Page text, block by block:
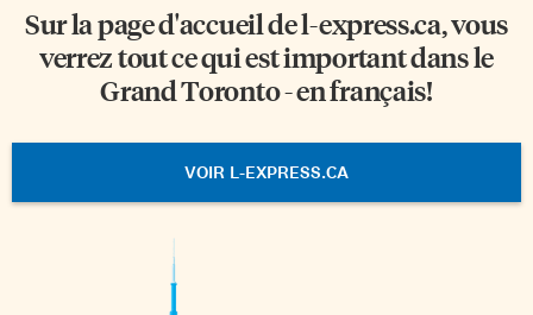
Sur la page d'accueil del-express.ca, vous
verrez tout ce qui est important dans le
Grand Toronto - en français!
VOIR L-EXPRESS.CA